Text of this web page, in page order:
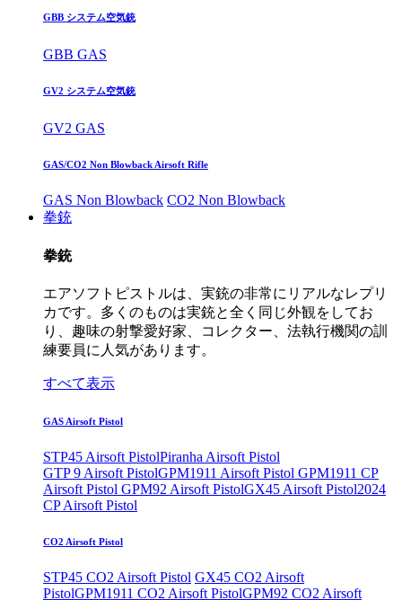
GBB システム空気銃
GBB GAS
GV2 システム空気銃
GV2 GAS
GAS/CO2 Non Blowback Airsoft Rifle
GAS Non Blowback CO2 Non Blowback
拳銃
拳銃
エアソフトピストルは、実銃の非常にリアルなレプリ
カです。多くのものは実銃と全く同じ外観をしてお
り、趣味の射撃愛好家、コレクター、法執行機関の訓
練要員に人気があります。
すべて表示
GAS Airsoft Pistol
STP45 Airsoft PistolPiranha Airsoft Pistol
GTP 9 Airsoft PistolGPM1911 Airsoft Pistol GPM1911 CP
Airsoft Pistol GPM92 Airsoft PistolGX45 Airsoft Pistol2024
CP Airsoft Pistol
CO2 Airsoft Pistol
STP45 CO2 Airsoft Pistol GX45 CO2 Airsoft
PistolGPM1911 CO2 Airsoft PistolGPM92 CO2 Airsoft